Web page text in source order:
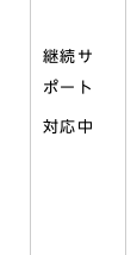
継続サ
ポート
対応中